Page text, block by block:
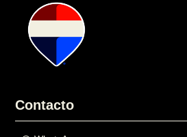
Contacto